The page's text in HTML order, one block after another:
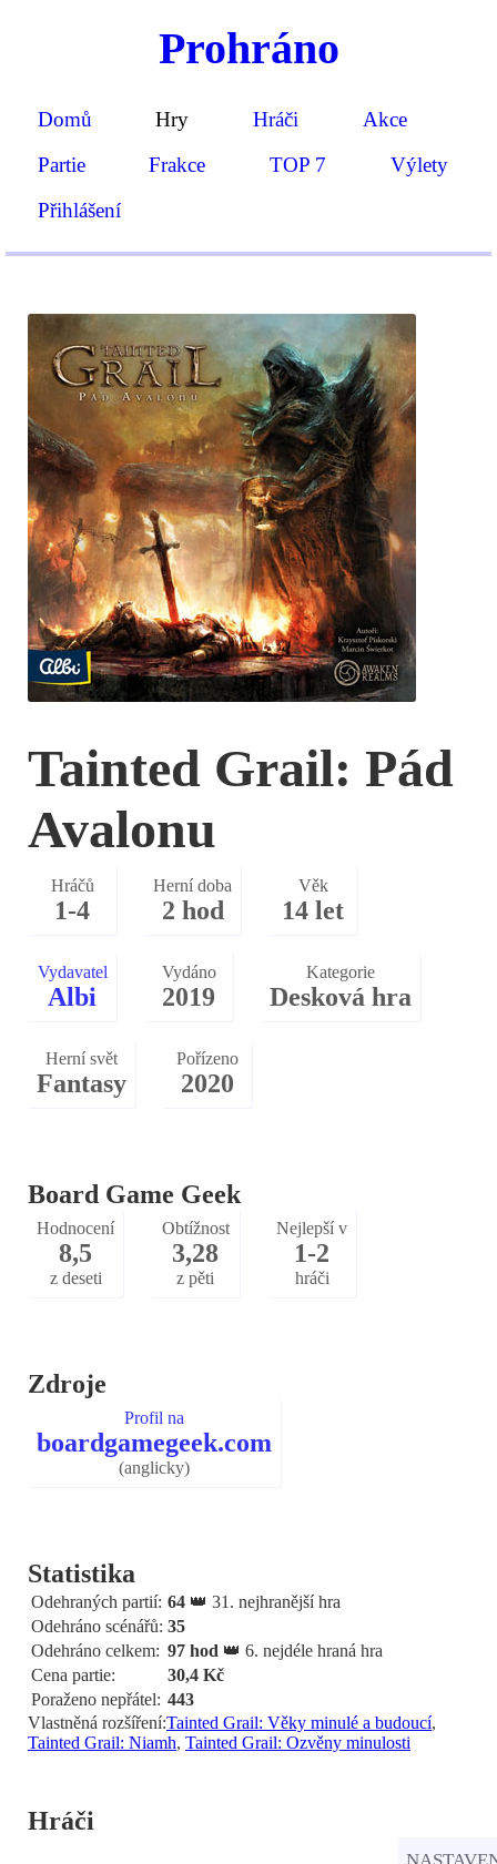
Prohráno
Domů Hry Hráči
Akce
Partie
Frakce TOP 7
Výlety
Přihlášení
Tainted Grail: Pád
Avalonu
Hráčů
1-4
Herní doba
2 hod
Věk
14 let
Vydavatel
Albi
Vydáno
2019
Kategorie
Desková hra
Herní svět
Fantasy
Pořízeno
2020
Board Game Geek
Hodnocení
8,5
z deseti
Obtížnost
3,28
z pěti
Nejlepší v
1-2
hráči
Zdroje
Profil na
boardgamegeek.com
(anglicky)
Statistika
Odehraných partií: 64 👑 31. nejhranější hra
Odehráno scénářů: 35
Odehráno celkem: 97 hod 👑 6. nejdéle hraná hra
Cena partie:
30,4 Kč
Poraženo nepřátel: 443
Vlastněná rozšíření:Tainted Grail: Věky minulé a budoucí,
Tainted Grail: Niamh, Tainted Grail: Ozvěny minulosti
Hráči